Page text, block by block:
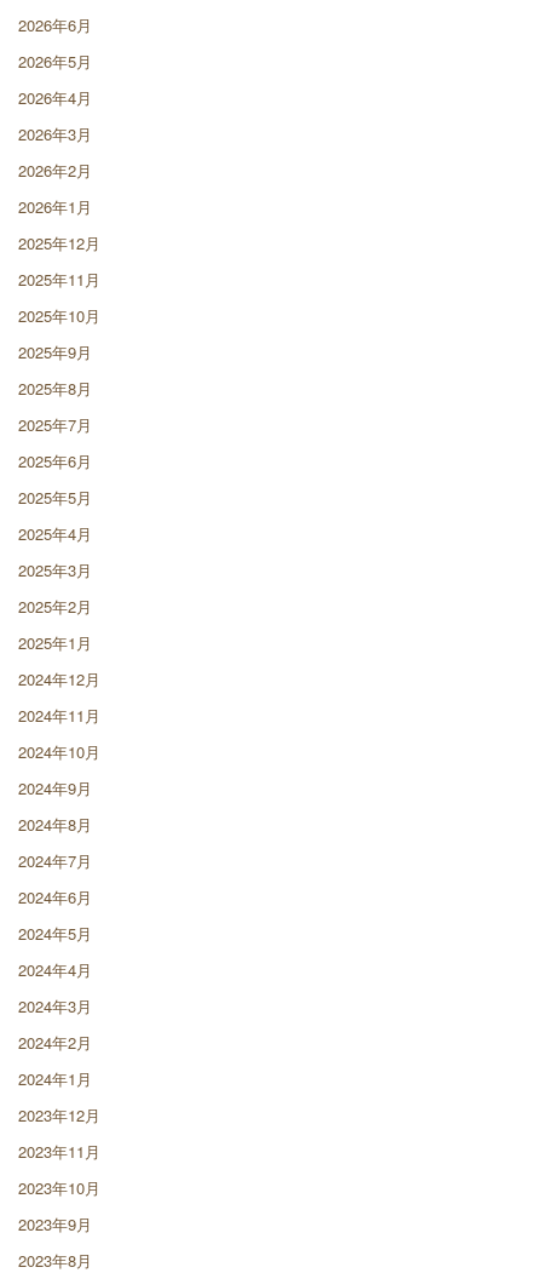
2026年6月
2026年5月
2026年4月
2026年3月
2026年2月
2026年1月
2025年12月
2025年11月
2025年10月
2025年9月
2025年8月
2025年7月
2025年6月
2025年5月
2025年4月
2025年3月
2025年2月
2025年1月
2024年12月
2024年11月
2024年10月
2024年9月
2024年8月
2024年7月
2024年6月
2024年5月
2024年4月
2024年3月
2024年2月
2024年1月
2023年12月
2023年11月
2023年10月
2023年9月
2023年8月